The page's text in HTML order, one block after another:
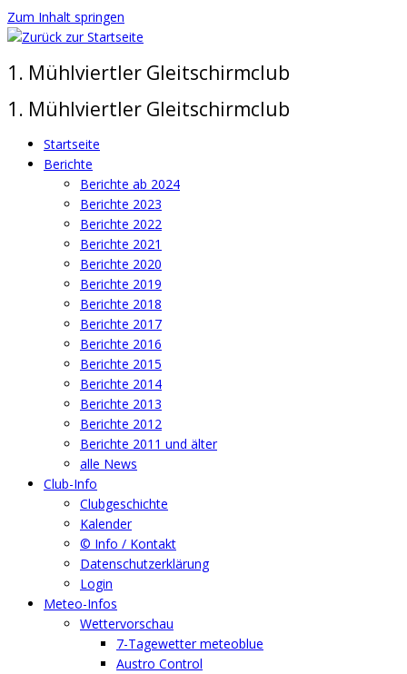
Zum Inhalt springen
1. Mühlviertler Gleitschirmclub
1. Mühlviertler Gleitschirmclub
Startseite
Berichte
Berichte ab 2024
Berichte 2023
Berichte 2022
Berichte 2021
Berichte 2020
Berichte 2019
Berichte 2018
Berichte 2017
Berichte 2016
Berichte 2015
Berichte 2014
Berichte 2013
Berichte 2012
Berichte 2011 und älter
alle News
Club-Info
Clubgeschichte
Kalender
© Info / Kontakt
Datenschutzerklärung
Login
Meteo-Infos
Wettervorschau
7-Tagewetter meteoblue
Austro Control